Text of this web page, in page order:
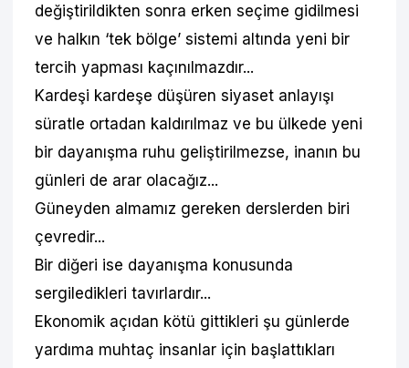
değiştirildikten sonra erken seçime gidilmesi
ve halkın ‘tek bölge’ sistemi altında yeni bir
tercih yapması kaçınılmazdır...
Kardeşi kardeşe düşüren siyaset anlayışı
süratle ortadan kaldırılmaz ve bu ülkede yeni
bir dayanışma ruhu geliştirilmezse, inanın bu
günleri de arar olacağız...
Güneyden almamız gereken derslerden biri
çevredir...
Bir diğeri ise dayanışma konusunda
sergiledikleri tavırlardır...
Ekonomik açıdan kötü gittikleri şu günlerde
yardıma muhtaç insanlar için başlattıkları